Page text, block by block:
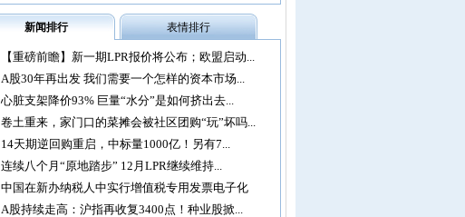
新闻排行 表情排行
【重磅前瞻】新一期LPR报价将公布；欧盟启动...
A股30年再出发 我们需要一个怎样的资本市场...
心脏支架降价93% 巨量“水分”是如何挤出去...
卷土重来，家门口的菜摊会被社区团购“玩”坏吗...
14天期逆回购重启，中标量1000亿！另有7...
连续八个月“原地踏步” 12月LPR继续维持...
中国在新办纳税人中实行增值税专用发票电子化
A股持续走高：沪指再收复3400点！种业股掀...